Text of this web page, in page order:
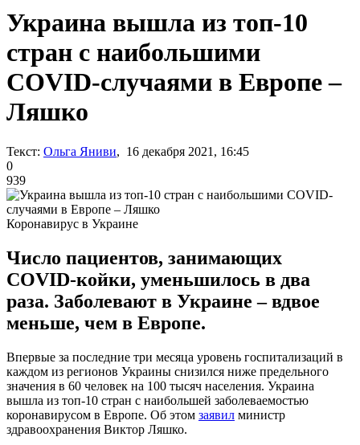
Украина вышла из топ-10
стран с наибольшими
COVID-случаями в Европе –
Ляшко
Текст: Ольга Яниви, 16 декабря 2021, 16:45
0
939
Коронавирус в Украине
Число пациентов, занимающих
COVID-койки, уменьшилось в два
раза. Заболевают в Украине – вдвое
меньше, чем в Европе.
Впервые за последние три месяца уровень госпитализаций в
каждом из регионов Украины снизился ниже предельного
значения в 60 человек на 100 тысяч населения. Украина
вышла из топ-10 стран с наибольшей заболеваемостью
коронавирусом в Европе. Об этом заявил министр
здравоохранения Виктор Ляшко.